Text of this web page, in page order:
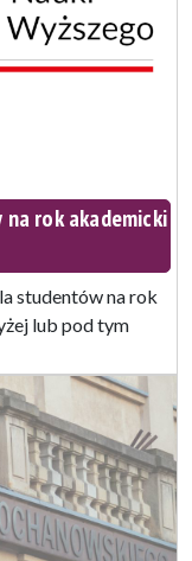
rok akademicki
studentów na rok
lub pod tym